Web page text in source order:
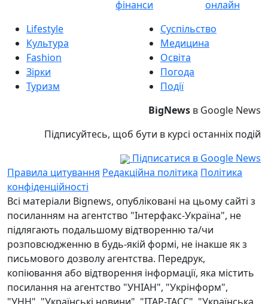
фінанси
онлайн
Lifestyle
Культура
Fashion
Зірки
Туризм
Суспільство
Медицина
Освіта
Погода
Події
BigNews в Google News
Підписуйтесь, щоб бути в курсі останніх подій
Підписатися в Google News
Правила цитування Редакційна політика Політика
конфіденційності
Всі матеріали Bignews, опубліковані на цьому сайті з
посиланням на агентство "Інтерфакс-Україна", не
підлягають подальшому відтворенню та/чи
розповсюдженню в будь-якій формі, не інакше як з
письмового дозволу агентства. Передрук,
копіювання або відтворення інформації, яка містить
посилання на агентство "УНІАН", "Укрінформ",